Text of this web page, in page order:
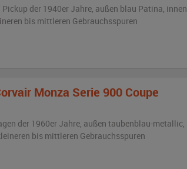
der 1940er Jahre, außen blau Patina, innen
bis mittleren Gebrauchsspuren
Monza Serie 900 Coupe
der 1960er Jahre, außen taubenblau-metallic,
bis mittleren Gebrauchsspuren